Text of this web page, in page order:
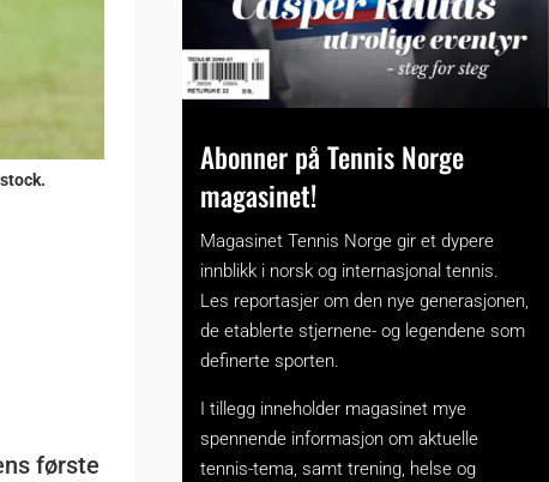
første
Abonner på Tennis Norge
magasinet!
Magasinet Tennis Norge gir et dypere
innblikk i norsk og internasjonal tennis.
Les reportasjer om den nye generasjonen,
de etablerte stjernene- og legendene som
definerte sporten.
I tillegg inneholder magasinet mye
spennende informasjon om aktuelle
tennis-tema, samt trening, helse og